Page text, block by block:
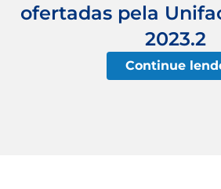
ofertadas pela
2023.2
Continue